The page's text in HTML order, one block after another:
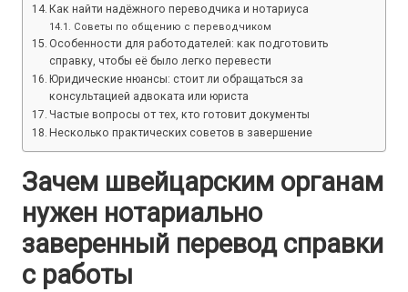
Как найти надёжного переводчика и нотариуса
Советы по общению с переводчиком
Особенности для работодателей: как подготовить
справку, чтобы её было легко перевести
Юридические нюансы: стоит ли обращаться за
консультацией адвоката или юриста
Частые вопросы от тех, кто готовит документы
Несколько практических советов в завершение
Зачем швейцарским органам
нужен нотариально
заверенный перевод справки
с работы